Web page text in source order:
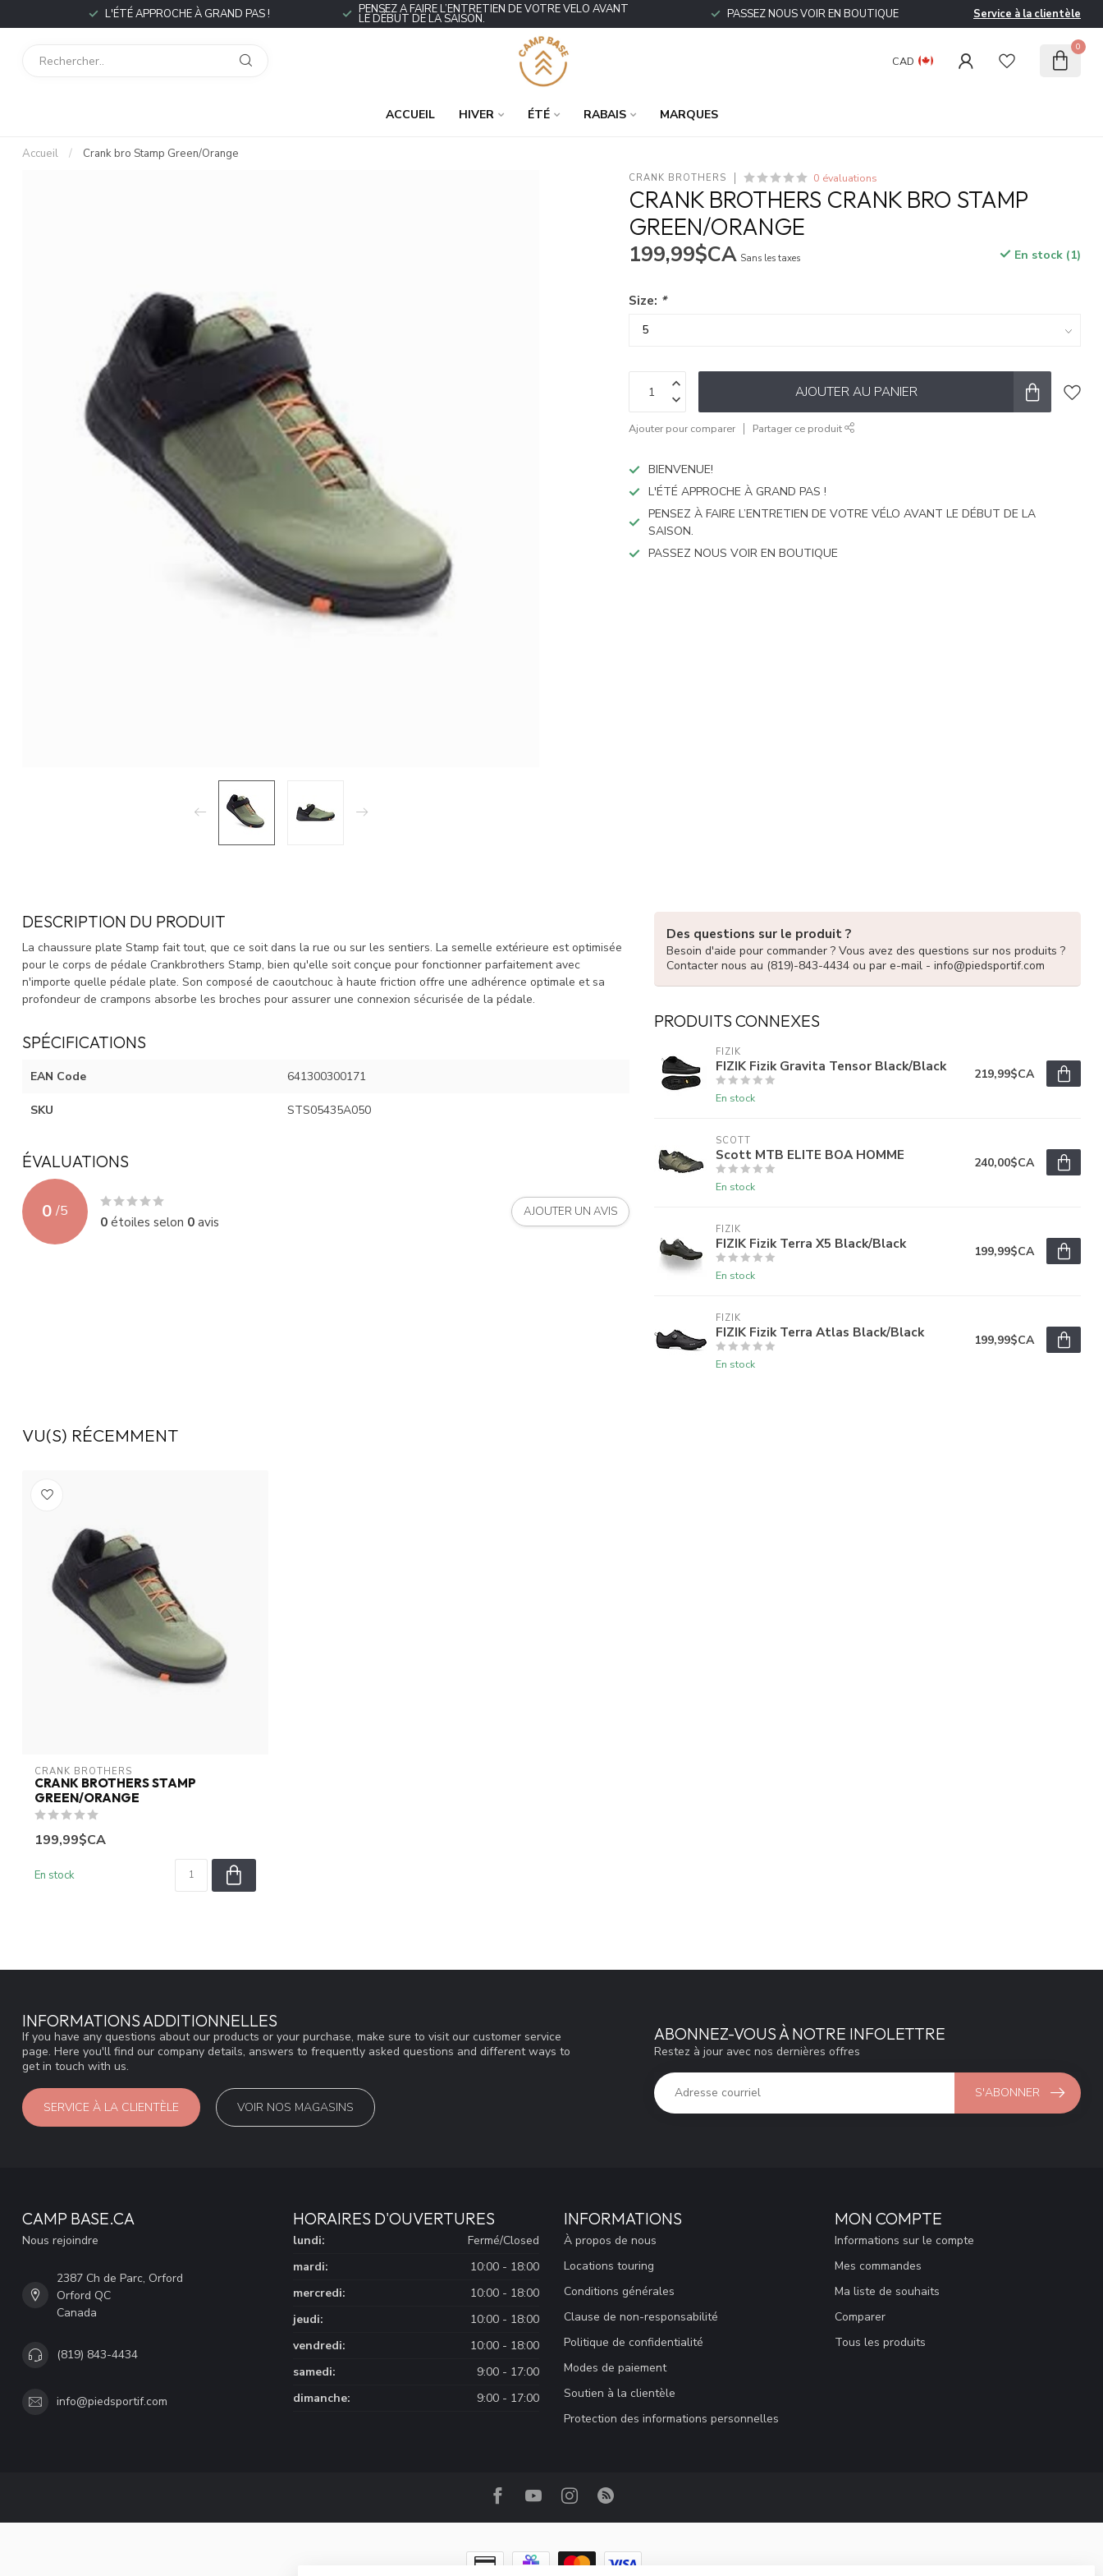
L'ÉTÉ APPROCHE À GRAND PAS ! PENSEZ À FAIRE L’ENTRETIEN DE VOTRE VÉLO AVANT
LE DÉBUT DE LA SAISON. PASSEZ NOUS VOIR EN BOUTIQUE Service à la clientèle
CAD
0
ACCUEIL HIVER ÉTÉ RABAIS MARQUES
Accueil / Crank bro Stamp Green/Orange
CRANK BROTHERS 0 évaluations
CRANK BROTHERS CRANK BRO STAMP
GREEN/ORANGE
199,99$CA Sans les taxes En stock (1)
Size: *
AJOUTER AU PANIER
Ajouter pour comparer Partager ce produit
BIENVENUE!
L'ÉTÉ APPROCHE À GRAND PAS !
PENSEZ À FAIRE L’ENTRETIEN DE VOTRE VÉLO AVANT LE DÉBUT DE LA
SAISON.
PASSEZ NOUS VOIR EN BOUTIQUE
DESCRIPTION DU PRODUIT
La chaussure plate Stamp fait tout, que ce soit dans la rue ou sur les sentiers. La semelle extérieure est optimisée
pour le corps de pédale Crankbrothers Stamp, bien qu'elle soit conçue pour fonctionner parfaitement avec
n'importe quelle pédale plate. Son composé de caoutchouc à haute friction offre une adhérence optimale et sa
profondeur de crampons absorbe les broches pour assurer une connexion sécurisée de la pédale.
SPÉCIFICATIONS
EAN Code 641300300171
SKU STS05435A050
ÉVALUATIONS
0 /5
0étoiles selon 0avis
AJOUTER UN AVIS
Des questions sur le produit ?
Besoin d'aide pour commander ? Vous avez des questions sur nos produits ?
Contacter nous au (819)-843-4434 ou par e-mail - info@piedsportif.com
PRODUITS CONNEXES
FIZIK
FIZIK Fizik Gravita Tensor Black/Black
En stock
219,99$CA
SCOTT
Scott MTB ELITE BOA HOMME
En stock
240,00$CA
FIZIK
FIZIK Fizik Terra X5 Black/Black
En stock
199,99$CA
FIZIK
FIZIK Fizik Terra Atlas Black/Black
En stock
199,99$CA
VU(S) RÉCEMMENT
CRANK BROTHERS
CRANK BROTHERS STAMP
GREEN/ORANGE
199,99$CA
En stock
INFORMATIONS ADDITIONNELLES
If you have any questions about our products or your purchase, make sure to visit our customer service
page. Here you'll find our company details, answers to frequently asked questions and different ways to
get in touch with us.
SERVICE À LA CLIENTÈLE VOIR NOS MAGASINS
ABONNEZ-VOUS À NOTRE INFOLETTRE
Restez à jour avec nos dernières offres
S'ABONNER
CAMP BASE.CA
Nous rejoindre
2387 Ch de Parc, Orford
Orford QC
Canada
(819) 843-4434
info@piedsportif.com
HORAIRES D'OUVERTURES
lundi:
Fermé/Closed
mardi:
10:00 - 18:00
mercredi:
10:00 - 18:00
jeudi:
10:00 - 18:00
vendredi:
10:00 - 18:00
samedi:
9:00 - 17:00
dimanche:
9:00 - 17:00
INFORMATIONS
À propos de nous
Locations touring
Conditions générales
Clause de non-responsabilité
Politique de confidentialité
Modes de paiement
Soutien à la clientèle
Protection des informations personnelles
MON COMPTE
Informations sur le compte
Mes commandes
Ma liste de souhaits
Comparer
Tous les produits